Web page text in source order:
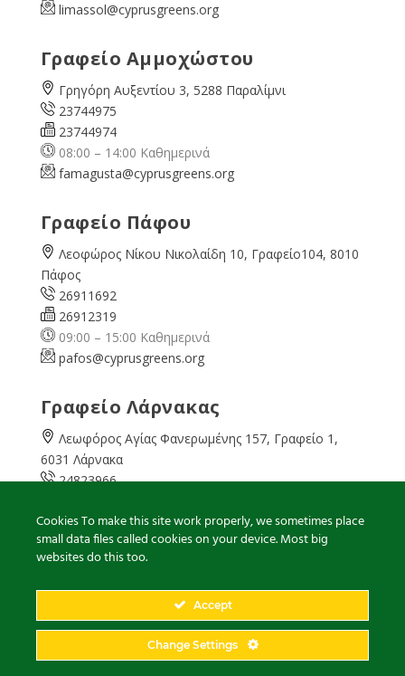
limassol@cyprusgreens.org
Γραφείο Αμμοχώστου
Γρηγόρη Αυξεντίου 3, 5288 Παραλίμνι
23744975
23744974
08:00 – 14:00 Καθημερινά
famagusta@cyprusgreens.org
Γραφείο Πάφου
Λεοφώρος Νίκου Νικολαίδη 10, Γραφείο104, 8010
Πάφος
26911692
26912319
09:00 – 15:00 Καθημερινά
pafos@cyprusgreens.org
Γραφείο Λάρνακας
Λεωφόρος Αγίας Φανερωμένης 157, Γραφείο 1,
6031 Λάρνακα
24823966
08:00 – 16:00 Καθημερινά
larnaka@cyprusgreens.org
2026© Ολα τα δικαιώματα διατηρούνται
Cookies To make this site work properly, we sometimes place
small data files called cookies on your device. Most big
websites do this too.
Accept
Change Settings